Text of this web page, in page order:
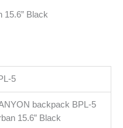
15.6” Black
5
backpack BPL-5
15.6” Black